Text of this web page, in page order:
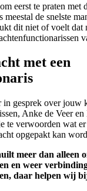
eerst te praten met
de snelste
dit niet of voelt dat
met een
in gesprek over jouw
Anke de Veer en
te verwoorden wat er
opgepakt kan
meer dan alleen
en weer
daar helpen wij